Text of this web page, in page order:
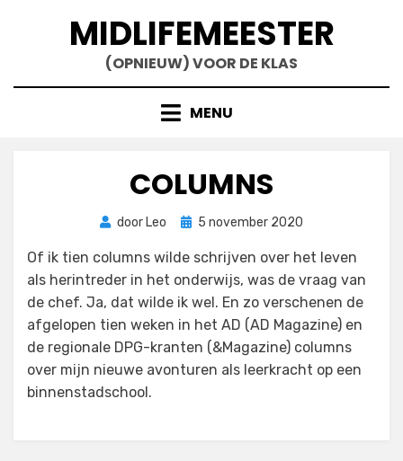
MIDLIFEMEESTER
(OPNIEUW) VOOR DE KLAS
MENU
COLUMNS
door Leo
Geplaatst
5 november 2020
Of ik tien columns wilde schrijven over het leven
als herintreder in het onderwijs, was de vraag van
de chef. Ja, dat wilde ik wel. En zo verschenen de
afgelopen tien weken in het AD (AD Magazine) en
de regionale DPG-kranten (&Magazine) columns
over mijn nieuwe avonturen als leerkracht op een
binnenstadschool.